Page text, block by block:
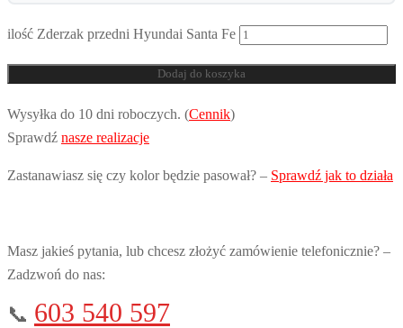
ilość Zderzak przedni Hyundai Santa Fe
Dodaj do koszyka
Wysyłka do 10 dni roboczych. (Cennik)
Sprawdź nasze realizacje
Zastanawiasz się czy kolor będzie pasował? – Sprawdź jak to działa
Masz jakieś pytania, lub chcesz złożyć zamówienie telefonicznie? –
Zadzwoń do nas:
📞 603 540 597